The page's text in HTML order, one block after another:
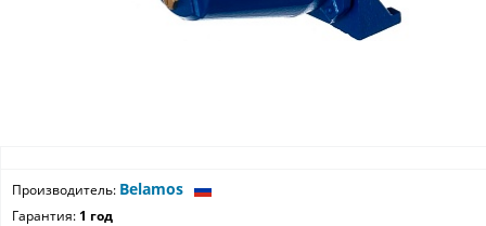
Производитель: Belamos
Гарантия: 1 год